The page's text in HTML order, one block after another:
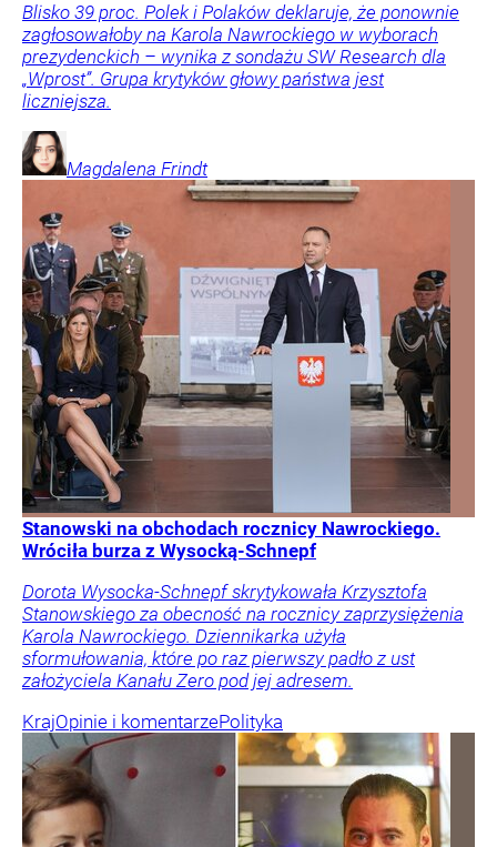
Blisko 39 proc. Polek i Polaków deklaruje, że ponownie
zagłosowałoby na Karola Nawrockiego w wyborach
prezydenckich – wynika z sondażu SW Research dla
„Wprost”. Grupa krytyków głowy państwa jest
liczniejsza.
Magdalena Frindt
Stanowski na obchodach rocznicy Nawrockiego.
Wróciła burza z Wysocką-Schnepf
Dorota Wysocka-Schnepf skrytykowała Krzysztofa
Stanowskiego za obecność na rocznicy zaprzysiężenia
Karola Nawrockiego. Dziennikarka użyła
sformułowania, które po raz pierwszy padło z ust
założyciela Kanału Zero pod jej adresem.
KrajOpinie i komentarzePolityka